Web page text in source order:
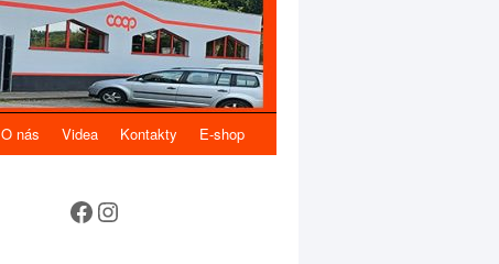
O nás Videa Kontakty E-shop
Sledujte nás na sociálních sítích!Instagram